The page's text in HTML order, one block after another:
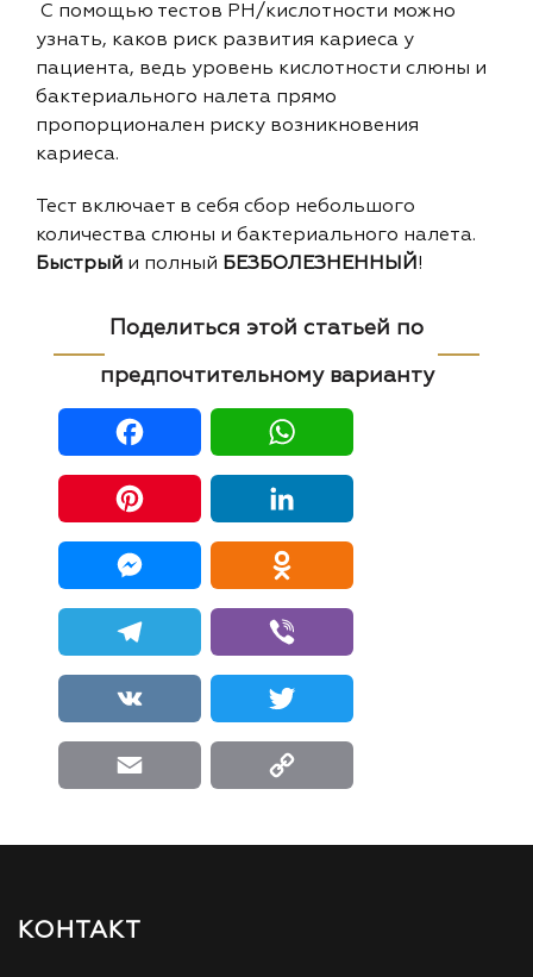
С помощью тестов PH/кислотности можно
узнать, каков риск развития кариеса у
пациента, ведь уровень кислотности слюны и
бактериального налета прямо
пропорционален риску возникновения
кариеса.
Тест включает в себя сбор небольшого
количества слюны и бактериального налета.
Быстрый и полный БЕЗБОЛЕЗНЕННЫЙ !
Поделиться этой статьей по
предпочтительному варианту
Facebook
Pinterest
Messenger
Telegram
КОНТАКТ